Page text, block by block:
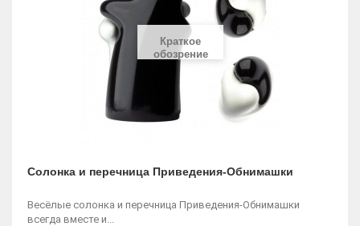
Краткое
обозрение
Солонка и перечница Приведения-Обнимашки
Весёлые солонка и перечница Приведения-Обнимашки
всегда вместе и...